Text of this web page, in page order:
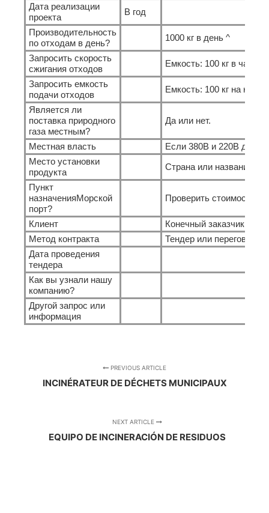
Дата реализации
проекта
В год
Производительность
по отходам в день?
1000 кг в день ^
Запросить скорость
сжигания отходов
Емкость: 100 кг в час ^
Запросить емкость
подачи отходов
Емкость: 100 кг на корм ^
Является ли
поставка природного
газа местным?
Да или нет.
Местная власть
Если 380В и 220В
Место установки
продукта
Страна или название
Пункт
назначенияМорской
порт?
Проверить стоимость
Клиент
Конечный заказчик,
Метод контракта
Тендер или переговоры
Дата проведения
тендера
Как вы узнали нашу
компанию?
Другой запрос или
информация
PREVIOUS ARTICLE
INCINÉRATEUR DE DÉCHETS MUNICIPAUX
NEXT ARTICLE
EQUIPO DE INCINERACIÓN DE RESIDUOS